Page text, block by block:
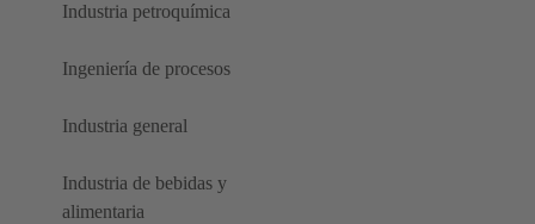
Industria petroquímica
Ingeniería de procesos
Industria general
Industria de bebidas y
alimentaria